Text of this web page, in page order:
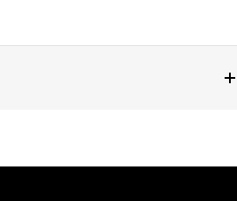
de ancho, asiento trasero del